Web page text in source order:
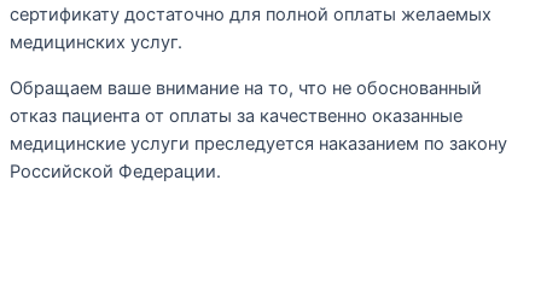
сертификату достаточно для полной оплаты желаемых
медицинских услуг.
Обращаем ваше внимание на то, что не обоснованный
отказ пациента от оплаты за качественно оказанные
медицинские услуги преследуется наказанием по закону
Российской Федерации.